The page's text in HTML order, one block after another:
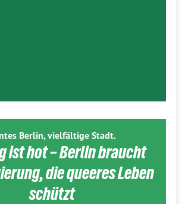
Berlin, vielfältige Stadt.
ist hot – Berlin braucht
die queeres Leben
schützt